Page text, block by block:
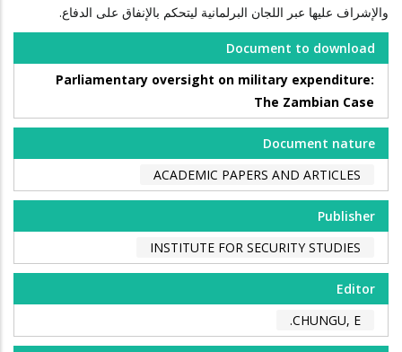
والإشراف عليها عبر اللجان البرلمانية ليتحكم بالإنفاق على الدفاع.
Document to download
Parliamentary oversight on military expenditure:
The Zambian Case
Document nature
ACADEMIC PAPERS AND ARTICLES
Publisher
INSTITUTE FOR SECURITY STUDIES
Editor
CHUNGU, E.